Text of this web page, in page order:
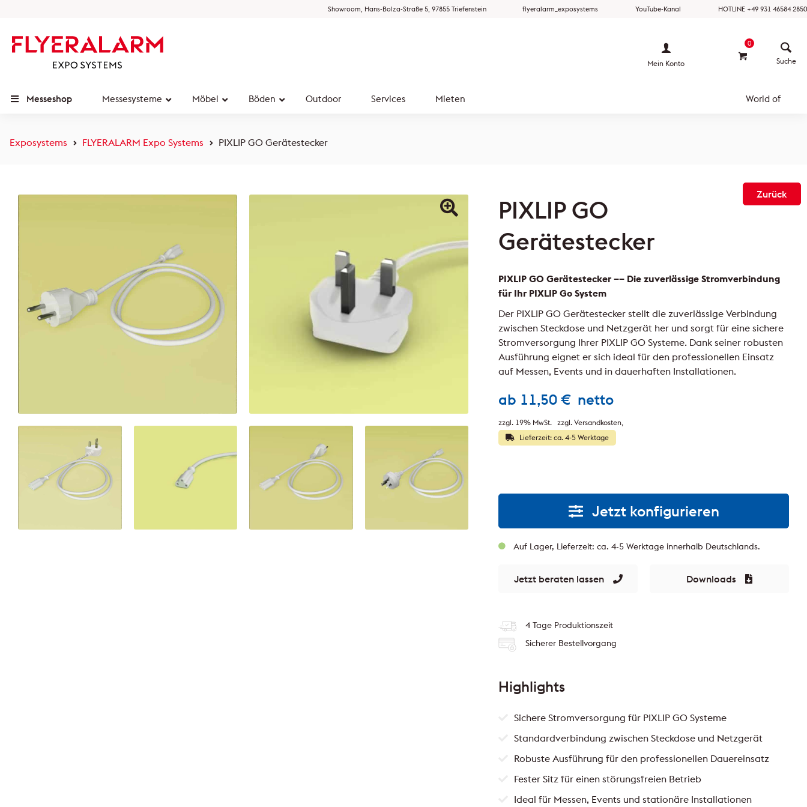
Showroom, Hans-Bolza-Straße 5, 97855 Triefenstein flyeralarm_exposystems YouTube-Kanal HOTLINE +49 931 46584 2850
0
Messeshop Messesysteme Möbel Böden Outdoor Services Mieten World of
Mein Konto
Exposystems FLYERALARM Expo Systems PIXLIP GO Gerätestecker
Zurück
PIXLIP GO
Gerätestecker
ab 11,50€ netto
zzgl. 19% MwSt.
zzgl. Versandkosten
Lieferzeit: ca. 4-5 Werktage
PIXLIP GO Gerätestecker –– Die zuverlässige Stromverbindung
für Ihr PIXLIP Go System
Der PIXLIP GO Gerätestecker stellt die zuverlässige Verbindung
zwischen Steckdose und Netzgerät her und sorgt für eine sichere
Stromversorgung Ihrer PIXLIP GO Systeme. Dank seiner robusten
Ausführung eignet er sich ideal für den professionellen Einsatz
auf Messen, Events und in dauerhaften Installationen.
Jetzt konfigurieren
Auf Lager, Lieferzeit: ca. 4-5 Werktage innerhalb Deutschlands.
Jetzt beraten lassen Downloads
4 Tage Produktionszeit
Sicherer Bestellvorgang
Highlights
Sichere Stromversorgung für PIXLIP GO Systeme
Standardverbindung zwischen Steckdose und Netzgerät
Robuste Ausführung für den professionellen Dauereinsatz
Fester Sitz für einen störungsfreien Betrieb
Ideal für Messen, Events und stationäre Installationen